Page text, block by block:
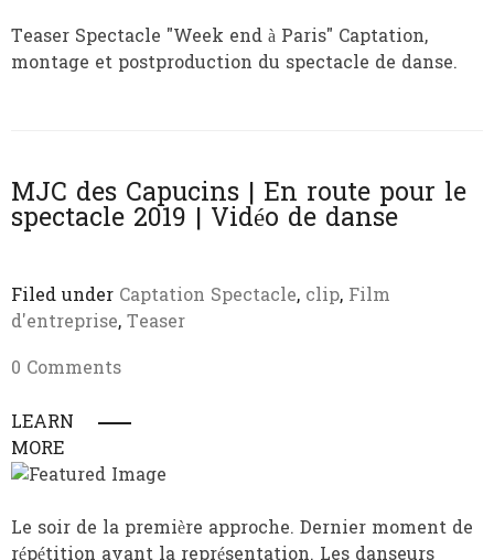
Teaser Spectacle "Week end à Paris" Captation,
montage et postproduction du spectacle de danse.
MJC des Capucins | En route pour le
spectacle 2019 | Vidéo de danse
Filed under Captation Spectacle, clip, Film
d'entreprise,Teaser
0 Comments
LEARN
MORE
Le soir de la première approche. Dernier moment de